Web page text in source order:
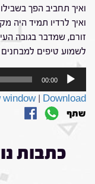
ואיך תחביב הפך
ואיך לרדיו תמיד היה
זורם, שמדבר בגובה
לשמוע טיפים
00:00
window| Download
שתף
כתבות